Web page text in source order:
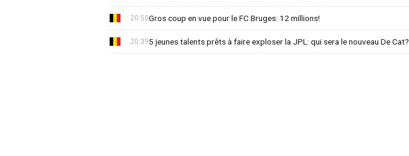
Gros coup en vue pour le FC Bruges: 12 millions!
20:50
5 jeunes talents prêts à faire exploser la JPL: qui sera le nouveau De Cat?
20:39